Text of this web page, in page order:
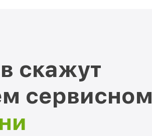
скажут
сервисном